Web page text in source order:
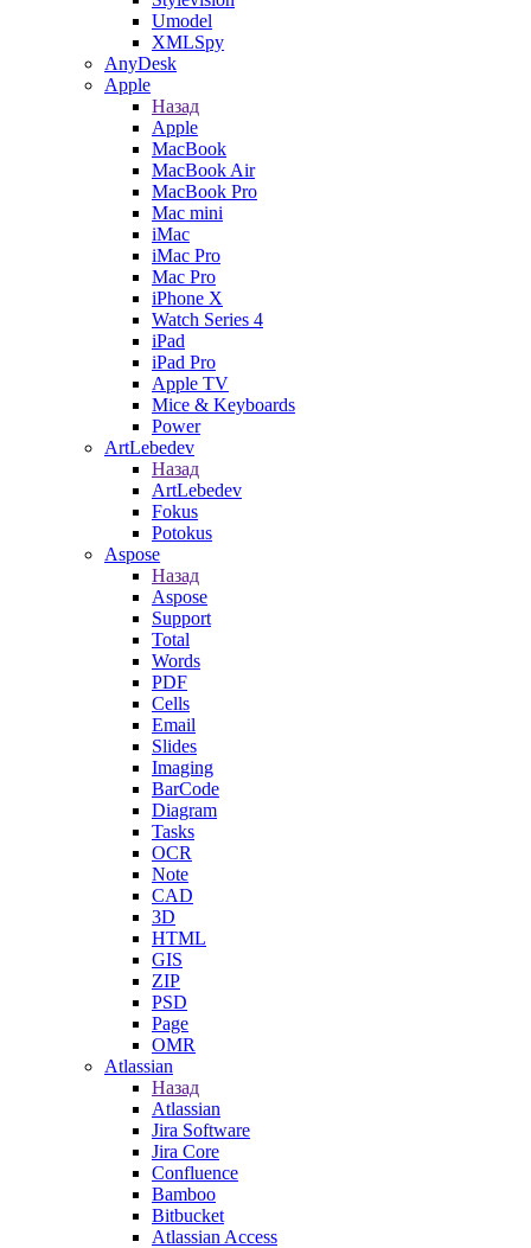
Umodel
XMLSpy
AnyDesk
Apple
Назад
Apple
MacBook
MacBook Air
MacBook Pro
Mac mini
iMac
iMac Pro
Mac Pro
iPhone X
Watch Series 4
iPad
iPad Pro
Apple TV
Mice & Keyboards
Power
ArtLebedev
Назад
ArtLebedev
Fokus
Potokus
Aspose
Назад
Aspose
Support
Total
Words
PDF
Cells
Email
Slides
Imaging
BarCode
Diagram
Tasks
OCR
Note
CAD
3D
HTML
GIS
ZIP
PSD
Page
OMR
Atlassian
Назад
Atlassian
Jira Software
Jira Core
Confluence
Bamboo
Bitbucket
Atlassian Access